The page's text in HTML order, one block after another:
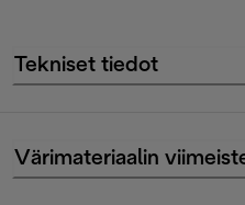
Tekniset tiedot
Värimateriaalin